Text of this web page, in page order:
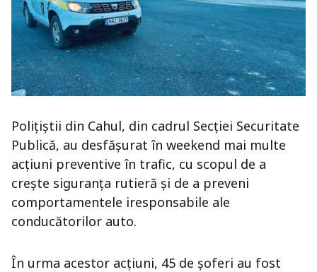
Polițiștii din Cahul, din cadrul Secției Securitate
Publică, au desfășurat în weekend mai multe
acțiuni preventive în trafic, cu scopul de a
crește siguranța rutieră și de a preveni
comportamentele iresponsabile ale
conducătorilor auto.
În urma acestor acțiuni, 45 de șoferi au fost